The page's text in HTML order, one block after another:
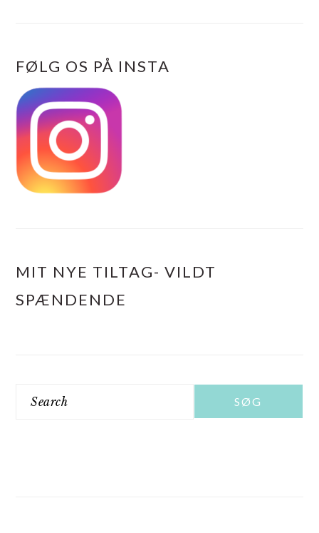
FØLG OS PÅ INSTA
MIT NYE TILTAG- VILDT
SPÆNDENDE
Search